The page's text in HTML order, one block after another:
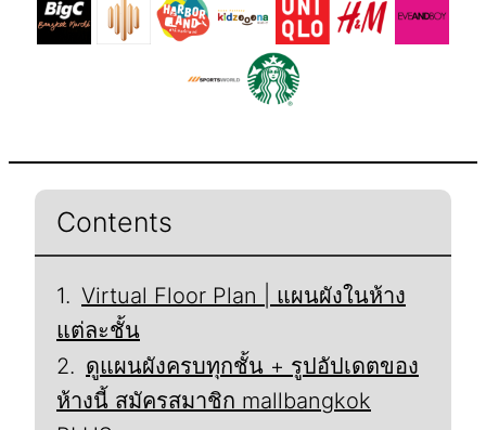
Contents
Virtual Floor Plan | แผนผังในห้าง
แต่ละชั้น
ดูแผนผังครบทุกชั้น + รูปอัปเดตของ
ห้างนี้ สมัครสมาชิก mallbangkok